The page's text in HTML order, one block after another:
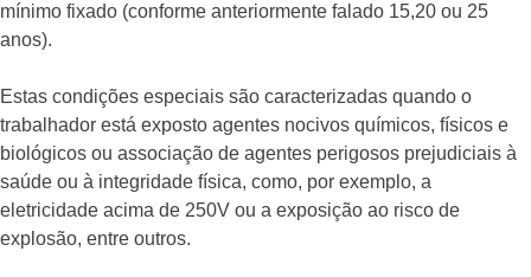
mínimo fixado (conforme anteriormente falado 15,20 ou 25
anos).
Estas condições especiais são caracterizadas quando o
trabalhador está exposto agentes nocivos químicos, físicos e
biológicos ou associação de agentes perigosos prejudiciais à
saúde ou à integridade física, como, por exemplo, a
eletricidade acima de 250V ou a exposição ao risco de
explosão, entre outros.